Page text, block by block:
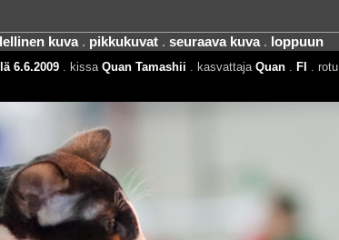
kuva. pikkukuvat. seuraava kuva. loppuun
6.6.2009. kissa Quan Tamashii . kasvattaja Quan. FI . rotu